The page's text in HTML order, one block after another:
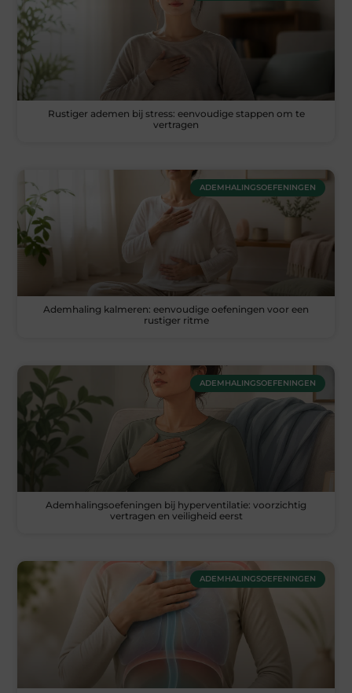
Rustiger ademen bij stress: eenvoudige stappen om te
vertragen
ADEMHALINGSOEFENINGEN
Ademhaling kalmeren: eenvoudige oefeningen voor een
rustiger ritme
ADEMHALINGSOEFENINGEN
Ademhalingsoefeningen bij hyperventilatie: voorzichtig
vertragen en veiligheid eerst
ADEMHALINGSOEFENINGEN